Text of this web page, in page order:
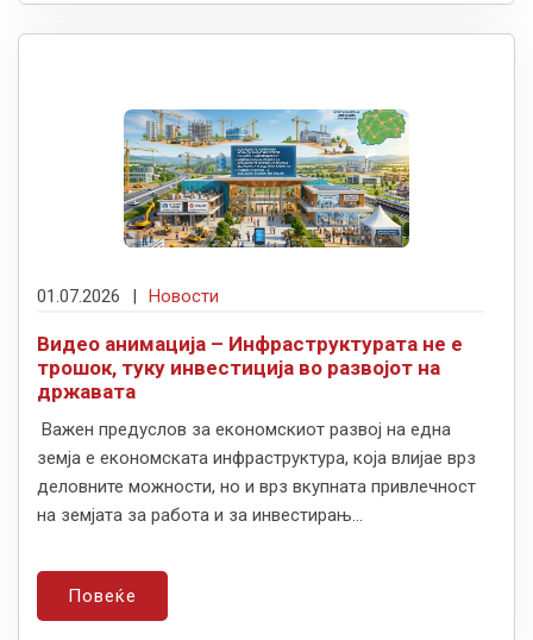
01.07.2026 | Новости
Видео анимација – Инфраструктурата не е
трошок, туку инвестиција во развојот на
државата
Важен предуслов за економскиот развој на една
земја е економската инфраструктура, која влијае врз
деловните можности, но и врз вкупната привлечност
на земјата за работа и за инвестирањ...
Повеќе